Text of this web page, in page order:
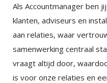
Als Accountmanager ben
klanten, adviseurs en
aan relaties, waar
samenwerking centraal
vraagt altijd door,
is voor onze relaties en